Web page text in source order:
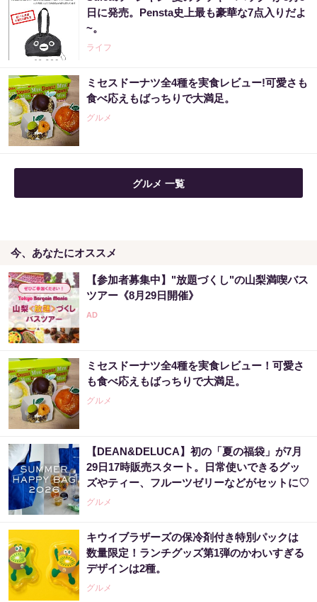
日に発売。Pensta史上最も豪華な7点入りだよ
~。
ライフ
ミセスドーナツ全4種を実食レビュー!可愛さも
食べ応えもばっちりで大満足。
グルメ
グルメ 一覧
今、あなたにオススメ
【参加者募集中】"放題づくし"の山梨満喫バス
ツアー《8月29日開催》
ミセスドーナツ全4種を実食レビュー！可愛さ
も食べ応えもばっちりで大満足。
グルメ
【DEAN&DELUCA】初の「夏の福袋」が7月
29日17時販売スタート。日常使いできるグッ
ズやティー、フルーツゼリーなどがセットに♡
グルメ
キウイブラザーズの保冷剤付き特別パックは
数量限定！ランチグッズ第1弾のかわいすぎる
デザインは2種。
グルメ